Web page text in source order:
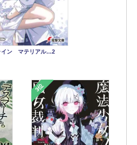
イン マテリアル…2
3位